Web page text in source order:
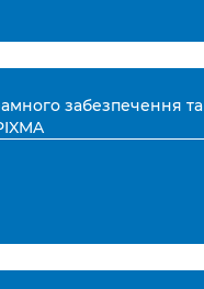
забезпечення та